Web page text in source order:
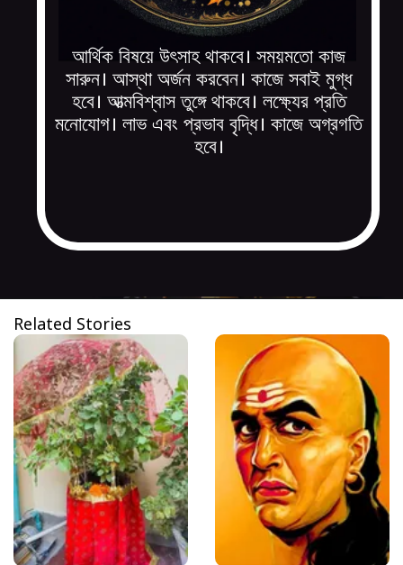
আর্থিক বিষয়ে উৎসাহ থাকবে। সময়মতো কাজ
সারুন। আস্থা অর্জন করবেন। কাজে সবাই মুগ্ধ
হবে। আত্মবিশ্বাস তুঙ্গে থাকবে। লক্ষ্যের প্রতি
মনোযোগ। লাভ এবং প্রভাব বৃদ্ধি। কাজে অগ্রগতি
হবে।
Related Stories